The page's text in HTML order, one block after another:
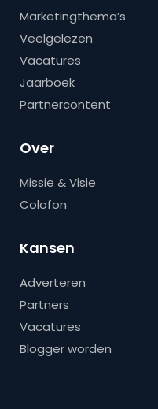
Marketingthema’s
Veelgelezen
Vacatures
Jaarboek
Partnercontent
Over
Missie & Visie
Colofon
Kansen
Adverteren
Partners
Vacatures
Blogger worden